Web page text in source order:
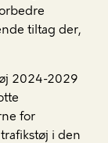
tiltag der,
2024-2029
for
i den